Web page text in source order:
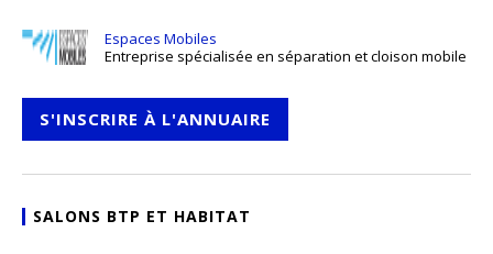
Espaces Mobiles
Entreprise spécialisée en séparation et cloison mobile
S'INSCRIRE À L'ANNUAIRE
SALONS BTP ET HABITAT